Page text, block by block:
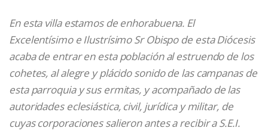
En esta villa estamos de enhorabuena. El
Excelentísimo e Ilustrísimo Sr Obispo de esta Diócesis
acaba de entrar en esta población al estruendo de los
cohetes, al alegre y plácido sonido de las campanas de
esta parroquia y sus ermitas, y acompañado de las
autoridades eclesiástica, civil, jurídica y militar, de
cuyas corporaciones salieron antes a recibir a S.E.I.